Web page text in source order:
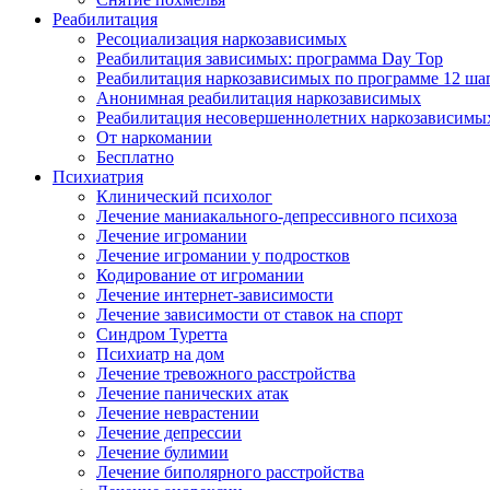
Реабилитация
Ресоциализация наркозависимых
Реабилитация зависимых: программа Day Top
Реабилитация наркозависимых по программе 12
Анонимная реабилитация наркозависимых
Реабилитация несовершеннолетних
От наркомании
Бесплатно
Психиатрия
Клинический психолог
Лечение маниакального-депрессивного психоза
Лечение игромании
Лечение игромании у подростков
Кодирование от игромании
Лечение интернет-зависимости
Лечение зависимости от ставок на спорт
Синдром Туретта
Психиатр на дом
Лечение тревожного расстройства
Лечение панических атак
Лечение неврастении
Лечение депрессии
Лечение булимии
Лечение биполярного расстройства